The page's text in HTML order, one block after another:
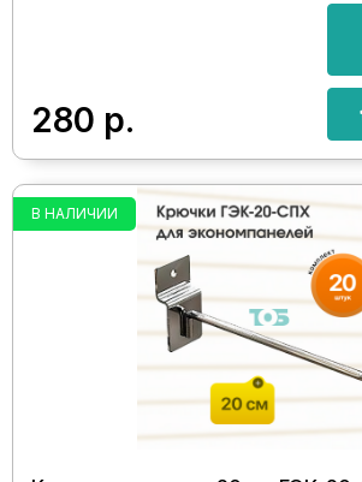
280 р.
В НАЛИЧИИ